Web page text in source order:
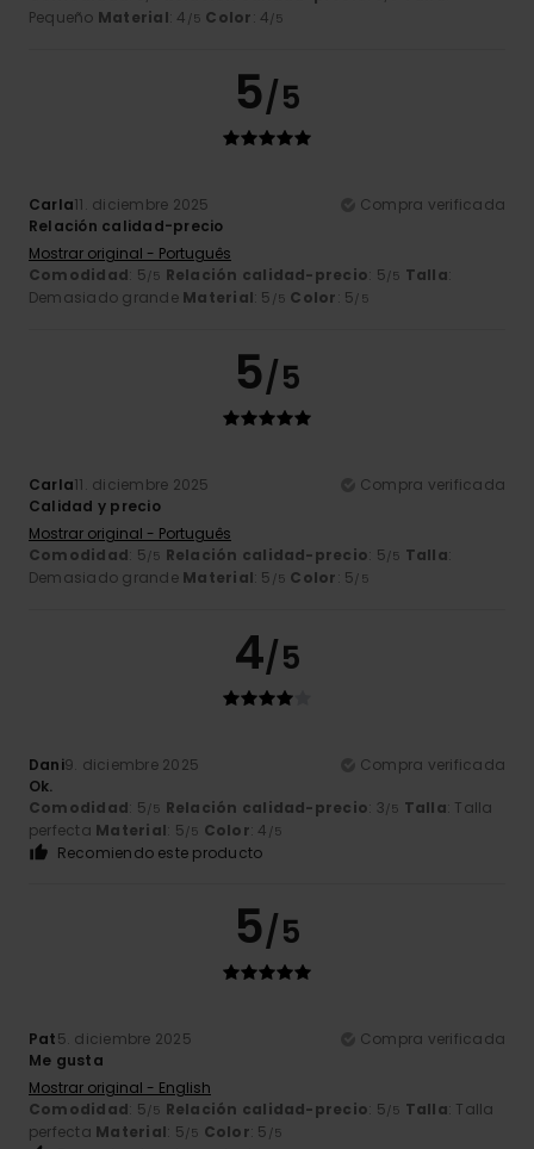
Pequeño Material: 4 /5 Color: 4/5
5/5
Carla11. diciembre 2025
Compra verificada
Relación calidad-precio
Mostrar original - Português
Comodidad: 5/5 Relación calidad-precio: 5/5 Talla:
Demasiado grande Material: 5 /5 Color: 5/5
5/5
Carla11. diciembre 2025
Compra verificada
Calidad y precio
Mostrar original - Português
Comodidad: 5/5 Relación calidad-precio: 5/5 Talla:
Demasiado grande Material: 5 /5 Color: 5/5
4/5
Dani9. diciembre 2025
Compra verificada
Ok.
Comodidad: 5/5 Relación calidad-precio: 3/5 Talla: Talla
perfecta Material: 5/5 Color: 4 /5
Recomiendo este producto
5/5
Pat5. diciembre 2025
Compra verificada
Me gusta
Mostrar original - English
Comodidad: 5/5 Relación calidad-precio: 5/5 Talla: Talla
perfecta Material: 5/5 Color: 5 /5